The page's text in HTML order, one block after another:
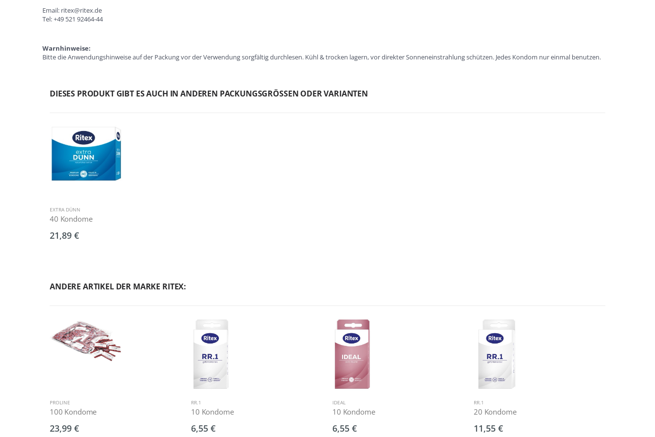
Email: ritex@ritex.de
Tel: +49 521 92464-44
Warnhinweise:
Bitte die Anwendungshinweise auf der Packung vor der Verwendung sorgfältig durchlesen. Kühl & trocken lagern, vor direkter Sonneneinstrahlung schützen. Jedes Kondom nur einmal benutzen.
DIESES PRODUKT GIBT ES AUCH IN ANDEREN PACKUNGSGRÖSSEN ODER VARIANTEN
EXTRA DÜNN
40 Kondome
21,89 €
ANDERE ARTIKEL DER MARKE RITEX:
PROLINE
100 Kondome
23,99 €
RR.1
10 Kondome
6,55 €
IDEAL
10 Kondome
6,55 €
RR.1
20 Kondome
11,55 €